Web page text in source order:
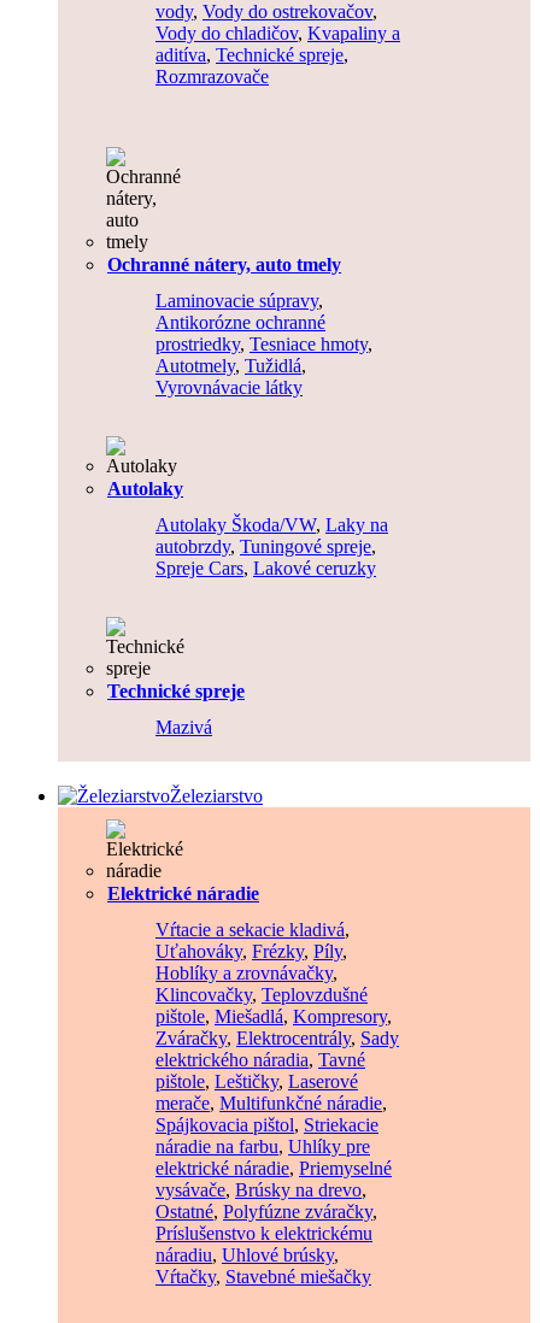
vody, Vody do ostrekovačov,
Vody do chladičov, Kvapaliny a
aditíva, Technické spreje,
Rozmrazovače
Ochranné nátery, auto tmely
Laminovacie súpravy,
Antikorózne ochranné
prostriedky, Tesniace hmoty,
Autotmely, Tužidlá,
Vyrovnávacie látky
Autolaky
Autolaky Škoda/VW, Laky na
autobrzdy, Tuningové spreje,
Spreje Cars, Lakové ceruzky
Technické spreje
Mazivá
Železiarstvo
Elektrické náradie
Vŕtacie a sekacie kladivá,
Uťahováky, Frézky, Píly,
Hoblíky a zrovnávačky,
Klincovačky, Teplovzdušné
pištole, Miešadlá, Kompresory,
Zváračky, Elektrocentrály, Sady
elektrického náradia, Tavné
pištole, Leštičky, Laserové
merače, Multifunkčné náradie,
Spájkovacia pištol, Striekacie
náradie na farbu, Uhlíky pre
elektrické náradie, Priemyselné
vysávače, Brúsky na drevo,
Ostatné, Polyfúzne zváračky,
Príslušenstvo k elektrickému
náradiu, Uhlové brúsky,
Vŕtačky, Stavebné miešačky